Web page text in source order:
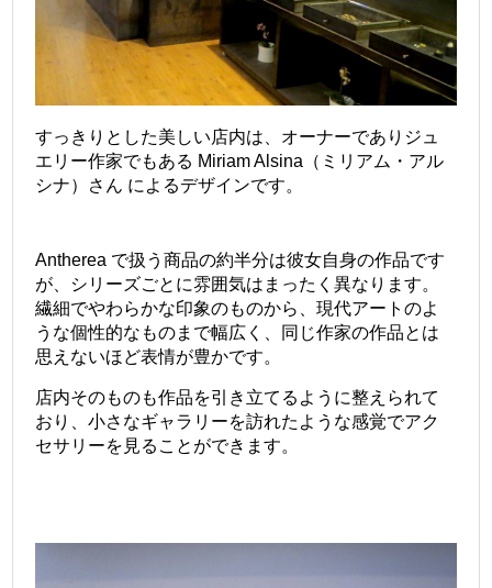
すっきりとした美しい店内は、オーナーでありジュ
エリー作家でもある Miriam Alsina（ミリアム・アル
シナ）さん によるデザインです。
Antherea で扱う商品の約半分は彼女自身の作品です
が、シリーズごとに雰囲気はまったく異なります。
繊細でやわらかな印象のものから、現代アートのよ
うな個性的なものまで幅広く、同じ作家の作品とは
思えないほど表情が豊かです。
店内そのものも作品を引き立てるように整えられて
おり、小さなギャラリーを訪れたような感覚でアク
セサリーを見ることができます。